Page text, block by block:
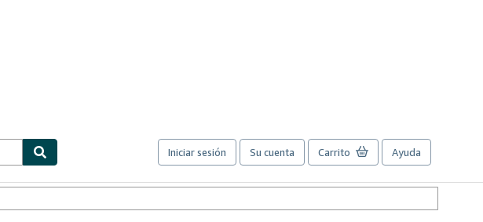
Iniciar sesión Su cuenta Carrito Ayuda